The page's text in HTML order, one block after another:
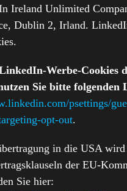
Ireland Unlimited
Dublin 2, Irland.
Werbe-Cookies
Sie bitte folgenden
psettings/
opt-out.
in die USA
der EU-
Sie hier: